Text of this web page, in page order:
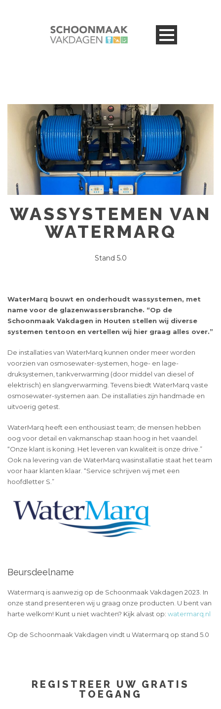
WASSYSTEMEN VAN
WATERMARQ
Stand 5.0
WaterMarq bouwt en onderhoudt wassystemen, met
name voor de glazenwassersbranche. “Op de
Schoonmaak Vakdagen in Houten stellen wij diverse
systemen tentoon en vertellen wij hier graag alles over.”
De installaties van WaterMarq kunnen onder meer worden
voorzien van osmosewater-systemen, hoge- en lage-
druksystemen, tankverwarming (door middel van diesel of
elektrisch) en slangverwarming. Tevens biedt WaterMarq vaste
osmosewater-systemen aan. De installaties zijn handmade en
uitvoerig getest.
WaterMarq heeft een enthousiast team; de mensen hebben
oog voor detail en vakmanschap staan hoog in het vaandel.
“Onze klant is koning. Het leveren van kwaliteit is onze drive.”
Ook na levering van de WaterMarq wasinstallatie staat het team
voor haar klanten klaar. “Service schrijven wij met een
hoofdletter S.”
Beursdeelname
Watermarq is aanwezig op de Schoonmaak Vakdagen 2023. In
onze stand presenteren wij u graag onze producten. U bent van
harte welkom! Kunt u niet wachten? Kijk alvast op: watermarq.nl
Op de Schoonmaak Vakdagen vindt u Watermarq op stand 5.0
REGISTREER UW GRATIS
TOEGANG